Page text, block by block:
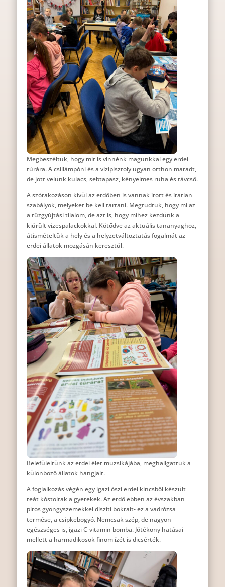
Megbeszéltük, hogy mit is vinnénk magunkkal egy erdei
túrára. A csillámpóni és a vízipisztoly ugyan otthon maradt,
de jött velünk kulacs, sebtapasz, kényelmes ruha és távcső.
A szórakozáson kívül az erdőben is vannak írott és íratlan
szabályok, melyeket be kell tartani. Megtudtuk, hogy mi az
a tűzgyújtási tilalom, de azt is, hogy mihez kezdünk a
kiürült vizespalackokkal. Kötődve az aktuális tananyaghoz,
átismételtük a hely és a helyzetváltoztatás fogalmát az
erdei állatok mozgásán keresztül.
Belefüleltünk az erdei élet muzsikájába, meghallgattuk a
különböző állatok hangjait.
A foglalkozás végén egy igazi őszi erdei kincsből készült
teát kóstoltak a gyerekek. Az erdő ebben az évszakban
piros gyöngyszemekkel díszíti bokrait- ez a vadrózsa
termése, a csipkebogyó. Nemcsak szép, de nagyon
egészséges is, igazi C-vitamin bomba. Jótékony hatásai
mellett a harmadikosok finom ízét is dicsérték.